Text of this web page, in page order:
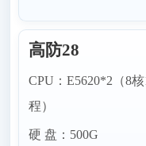
高防28
CPU：E5620*2（8
程）
硬 盘：500G